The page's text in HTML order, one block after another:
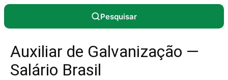
Pesquisar
Auxiliar de Galvanização —
Salário Brasil